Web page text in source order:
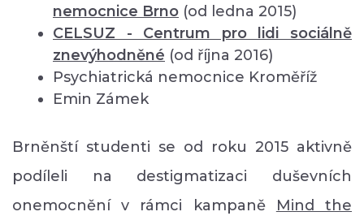
nemocnice Brno (od ledna 2015)
CELSUZ - Centrum pro lidi sociálně
znevýhodněné (od října 2016)
Psychiatrická nemocnice Kroměříž
Emin Zámek
Brněnští studenti se od roku 2015 aktivně
podíleli na destigmatizaci duševních
onemocnění v rámci kampaně Mind the